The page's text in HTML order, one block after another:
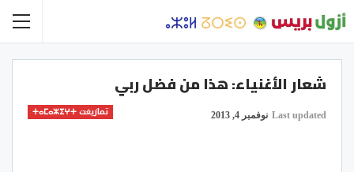
شعار الأغنياء: هذا من فضل ربي
تمازيغت ⵜⴰⵎⴰⵣⵉⵖⵜ Last updated نوفمبر 4, 2013